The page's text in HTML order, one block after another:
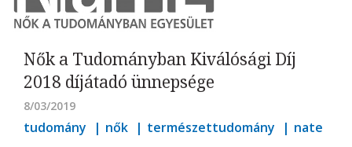
Nők a Tudományban Kiválósági Díj
2018 díjátadó ünnepsége
8/03/2019
tudomány nők természettudomány nate